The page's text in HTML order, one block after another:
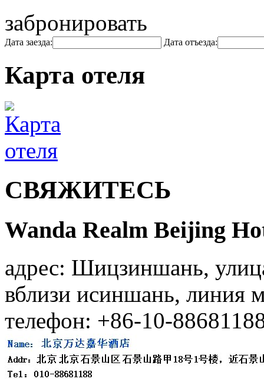
забронировать
Дата заезда: Дата отъезда:
Карта отеля
СВЯЖИТЕСЬ
Wanda Realm Beijing
адрес: Шицзиншань,
вблизи исиншань, линия
телефон: +86-10-